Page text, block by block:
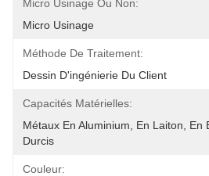
Micro Usinage Ou Non:
Micro Usinage
Méthode De Traitement:
Dessin D'ingénierie Du Client
Capacités Matérielles:
Métaux En Aluminium, En Laiton, En
Durcis
Couleur: